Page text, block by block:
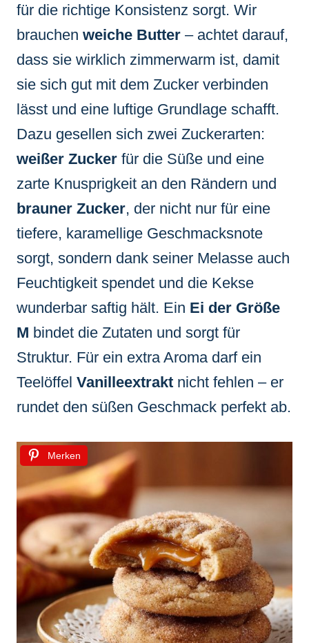
für die richtige Konsistenz sorgt. Wir
brauchen weiche Butter – achtet darauf,
dass sie wirklich zimmerwarm ist, damit
sie sich gut mit dem Zucker verbinden
lässt und eine luftige Grundlage schafft.
Dazu gesellen sich zwei Zuckerarten:
weißer Zucker für die Süße und eine
zarte Knusprigkeit an den Rändern und
brauner Zucker, der nicht nur für eine
tiefere, karamellige Geschmacksnote
sorgt, sondern dank seiner Melasse auch
Feuchtigkeit spendet und die Kekse
wunderbar saftig hält. Ein Ei der Größe
M bindet die Zutaten und sorgt für
Struktur. Für ein extra Aroma darf ein
Teelöffel Vanilleextrakt nicht fehlen – er
rundet den süßen Geschmack perfekt ab.
Merken